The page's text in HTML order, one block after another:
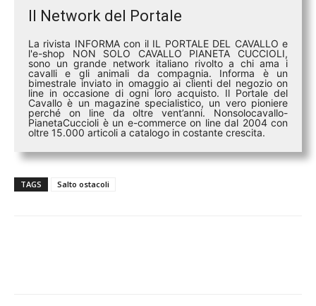
Il Network del Portale
La rivista INFORMA con il IL PORTALE DEL CAVALLO e
l'e-shop NON SOLO CAVALLO PIANETA CUCCIOLI,
sono un grande network italiano rivolto a chi ama i
cavalli e gli animali da compagnia. Informa è un
bimestrale inviato in omaggio ai clienti del negozio on
line in occasione di ogni loro acquisto. Il Portale del
Cavallo è un magazine specialistico, un vero pioniere
perché on line da oltre vent’anni. Nonsolocavallo-
PianetaCuccioli è un e-commerce on line dal 2004 con
oltre 15.000 articoli a catalogo in costante crescita.
TAGS Salto ostacoli